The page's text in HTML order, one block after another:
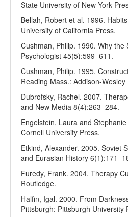
State University of New York
Bellah, Robert et al. 1996.
University of California Press.
Cushman, Philip. 1990. Why the
Psychologist 45(5):599–611.
Cushman, Philip. 1995.
Reading Mass.: Addison-
Dubrofsky, Rachel. 2007.
and New Media 8(4):263–284.
Engelstein, Laura and
Cornell University Press.
Etkind, Alexander. 2005. Soviet
and Eurasian History
Furedy, Frank. 2004. Therapy
Routledge.
Halfin, Igal. 2000. From
Pittsburgh: Pittsburgh University